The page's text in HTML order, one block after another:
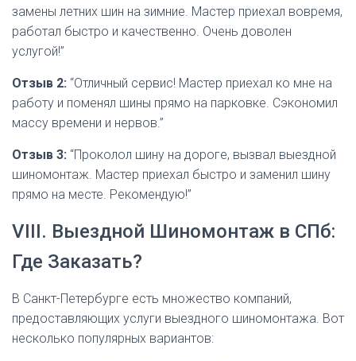
замены летних шин на зимние. Мастер приехал вовремя,
работал быстро и качественно. Очень доволен
услугой!”
Отзыв 2: “Отличный сервис! Мастер приехал ко мне на
работу и поменял шины прямо на парковке. Сэкономил
массу времени и нервов.”
Отзыв 3: “Проколол шину на дороге, вызвал выездной
шиномонтаж. Мастер приехал быстро и заменил шину
прямо на месте. Рекомендую!”
VIII. Выездной Шиномонтаж в СПб:
Где Заказать?
В Санкт-Петербурге есть множество компаний,
предоставляющих услуги выездного шиномонтажа. Вот
несколько популярных вариантов: